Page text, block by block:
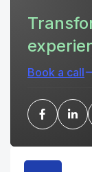
Book a call